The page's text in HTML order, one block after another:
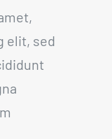
elit, sed